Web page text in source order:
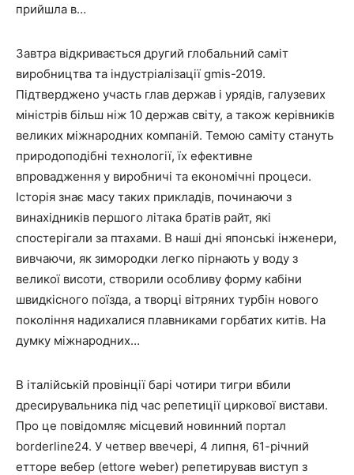
прийшла в…
Завтра відкривається другий глобальний саміт
виробництва та індустріалізації gmis-2019.
Підтверджено участь глав держав і урядів, галузевих
міністрів більш ніж 10 держав світу, а також керівників
великих міжнародних компаній. Темою саміту стануть
природоподібні технології, їх ефективне
впровадження у виробничі та економічні процеси.
Історія знає масу таких прикладів, починаючи з
винахідників першого літака братів райт, які
спостерігали за птахами. В наші дні японські інженери,
вивчаючи, як зимородки легко пірнають у воду з
великої висоти, створили особливу форму кабіни
швидкісного поїзда, а творці вітряних турбін нового
покоління надихалися плавниками горбатих китів. На
думку міжнародних…
В італійській провінції барі чотири тигри вбили
дресирувальника під час репетиції циркової вистави.
Про це повідомляє місцевий новинний портал
borderline24. У четвер ввечері, 4 липня, 61-річний
етторе вебер (ettore weber) репетирував виступ з